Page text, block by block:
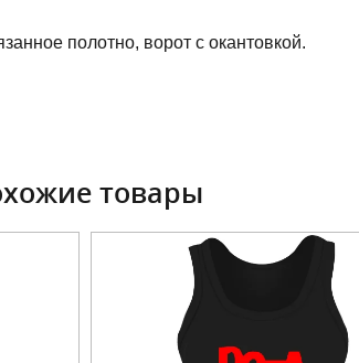
полотно, ворот с окантовкой.
товары